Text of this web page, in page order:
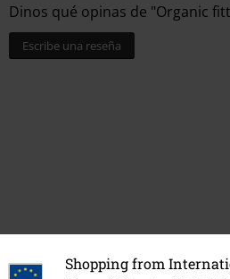
Shopping from
Dinos qué opinas de "Organic
Escribe una reseña
Última visita